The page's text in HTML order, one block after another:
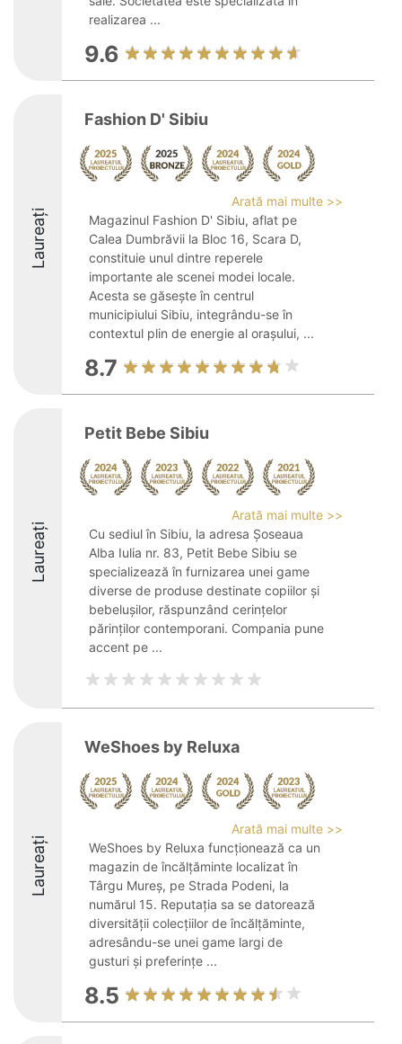
realizarea ...
9.6
Laureați
Fashion D' Sibiu
Arată mai multe >>
Magazinul Fashion D' Sibiu, aflat pe
Calea Dumbrăvii la Bloc 16, Scara D,
constituie unul dintre reperele
importante ale scenei modei locale.
Acesta se găsește în centrul
municipiului Sibiu, integrându-se în
contextul plin de energie al orașului, ...
8.7
Laureați
Petit Bebe Sibiu
Arată mai multe >>
Cu sediul în Sibiu, la adresa Șoseaua
Alba Iulia nr. 83, Petit Bebe Sibiu se
specializează în furnizarea unei game
diverse de produse destinate copiilor și
bebelușilor, răspunzând cerințelor
părinților contemporani. Compania pune
accent pe ...
Laureați
WeShoes by Reluxa
Arată mai multe >>
WeShoes by Reluxa funcționează ca un
magazin de încălțăminte localizat în
Târgu Mureș, pe Strada Podeni, la
numărul 15. Reputația sa se datorează
diversității colecțiilor de încălțăminte,
adresându-se unei game largi de
gusturi și preferințe ...
8.5